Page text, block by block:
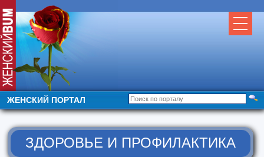
ЖЕНСКИЙ ПОРТАЛ
ЗДОРОВЬЕ И ПРОФИЛАКТИКА